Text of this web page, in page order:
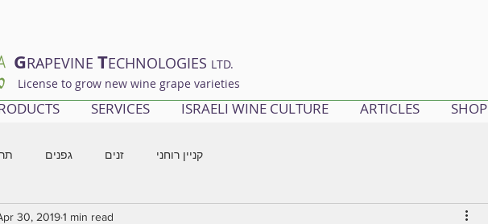
GRAPEVINE TECHNOLOGIES LTD.
License to grow new wine grape varieties
SERVICES ISRAELI WINE CULTURE ARTICLES SHOP
גפנים זנים קניין רוחני
30, 20191 min read